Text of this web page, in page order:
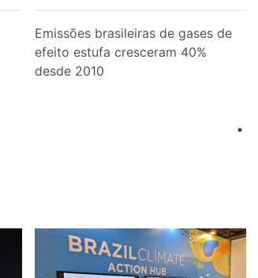
Emissões brasileiras de gases de
efeito estufa cresceram 40%
desde 2010